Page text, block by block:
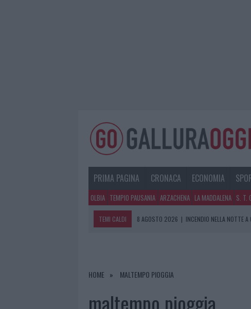
PRIMA PAGINA CRONACA ECONOMIA
OLBIA TEMPIO PAUSANIA ARZACHENA LA MADDALENA S. T.
TEMI CALDI 8 AGOSTO 2026 | INCENDIO NELLA NOTTE
7 AGOSTO 2026 | LE PREVISIONI METEO PER IL WEEKEND A
HOME MALTEMPO PIOGGIA
maltempo pioggia